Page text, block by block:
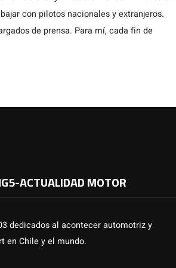
con pilotos nacionales y extranjeros.
de prensa. Para mí, cada fin de
ACTUALIDAD MOTOR
dedicados al acontecer automotriz y
en Chile y el mundo.